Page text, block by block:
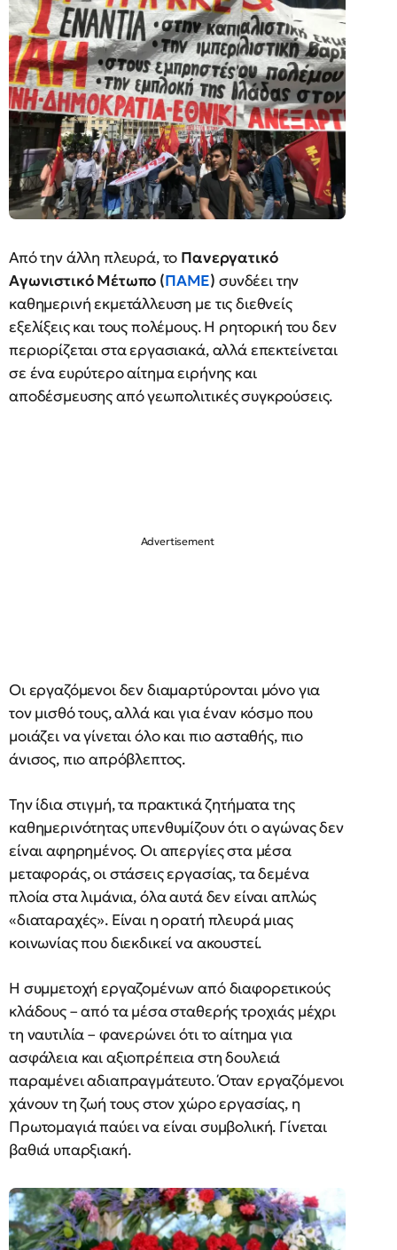
Από την άλλη πλευρά, το Πανεργατικό
Αγωνιστικό Μέτωπο (ΠΑΜΕ) συνδέει την
καθημερινή εκμετάλλευση με τις διεθνείς
εξελίξεις και τους πολέμους. Η ρητορική του δεν
περιορίζεται στα εργασιακά, αλλά επεκτείνεται
σε ένα ευρύτερο αίτημα ειρήνης και
αποδέσμευσης από γεωπολιτικές συγκρούσεις.
Οι εργαζόμενοι δεν διαμαρτύρονται μόνο για
τον μισθό τους, αλλά και για έναν κόσμο που
μοιάζει να γίνεται όλο και πιο ασταθής, πιο
άνισος, πιο απρόβλεπτος.
Την ίδια στιγμή, τα πρακτικά ζητήματα της
καθημερινότητας υπενθυμίζουν ότι ο αγώνας δεν
είναι αφηρημένος. Οι απεργίες στα μέσα
μεταφοράς, οι στάσεις εργασίας, τα δεμένα
πλοία στα λιμάνια, όλα αυτά δεν είναι απλώς
«διαταραχές». Είναι η ορατή πλευρά μιας
κοινωνίας που διεκδικεί να ακουστεί.
Η συμμετοχή εργαζομένων από διαφορετικούς
κλάδους – από τα μέσα σταθερής τροχιάς μέχρι
τη ναυτιλία – φανερώνει ότι το αίτημα για
ασφάλεια και αξιοπρέπεια στη δουλειά
παραμένει αδιαπραγμάτευτο. Όταν εργαζόμενοι
χάνουν τη ζωή τους στον χώρο εργασίας, η
Πρωτομαγιά παύει να είναι συμβολική. Γίνεται
βαθιά υπαρξιακή.